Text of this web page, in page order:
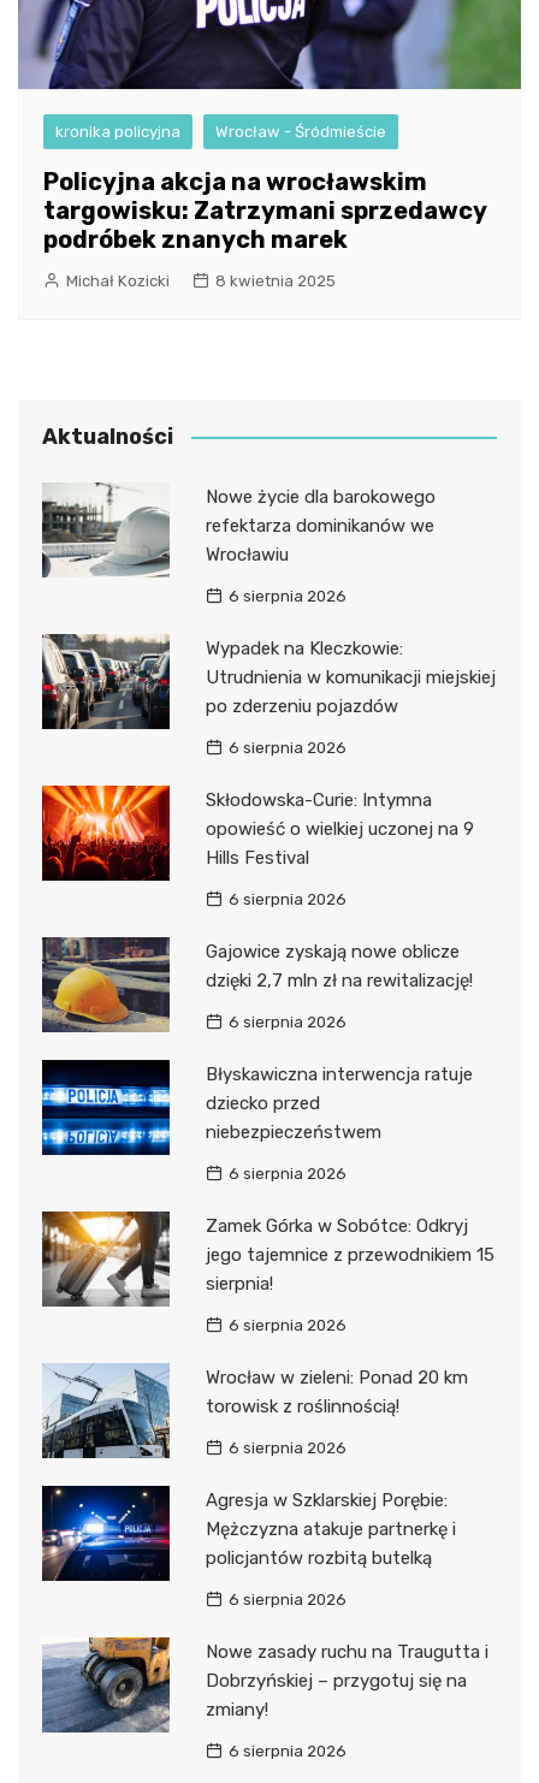
kronika policyjna Wrocław - Śródmieście
Policyjna akcja na wrocławskim
targowisku: Zatrzymani sprzedawcy
podróbek znanych marek
Michał Kozicki 8 kwietnia 2025
Aktualności
Nowe życie dla barokowego
refektarza dominikanów we
Wrocławiu
6 sierpnia 2026
Wypadek na Kleczkowie:
Utrudnienia w komunikacji miejskiej
po zderzeniu pojazdów
6 sierpnia 2026
Skłodowska-Curie: Intymna
opowieść o wielkiej uczonej na 9
Hills Festival
6 sierpnia 2026
Gajowice zyskają nowe oblicze
dzięki 2,7 mln zł na rewitalizację!
6 sierpnia 2026
Błyskawiczna interwencja ratuje
dziecko przed
niebezpieczeństwem
6 sierpnia 2026
Zamek Górka w Sobótce: Odkryj
jego tajemnice z przewodnikiem 15
sierpnia!
6 sierpnia 2026
Wrocław w zieleni: Ponad 20 km
torowisk z roślinnością!
6 sierpnia 2026
Agresja w Szklarskiej Porębie:
Mężczyzna atakuje partnerkę i
policjantów rozbitą butelką
6 sierpnia 2026
Nowe zasady ruchu na Traugutta i
Dobrzyńskiej – przygotuj się na
zmiany!
6 sierpnia 2026